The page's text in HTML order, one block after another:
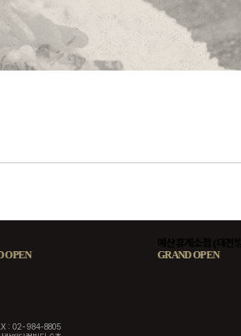
예산휴게소점 (대전방향)
GRAND OPEN
: 02-984-8805